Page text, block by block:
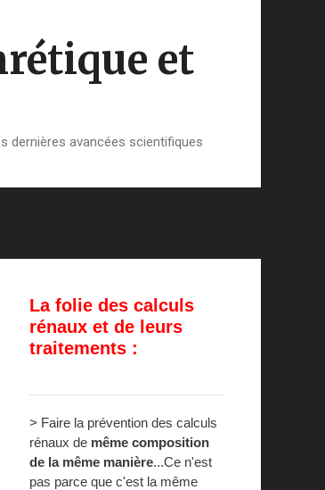
et
dernières avancées scientifiques
La folie des calculs
rénaux et de leurs
traitements :
> Faire la prévention des calculs
rénaux de même composition
de la même manière...Ce n'est
pas parce que c'est la même